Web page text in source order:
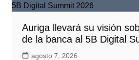
Auriga llevará su visión
de la banca al 5B Digital
agosto 7, 2026